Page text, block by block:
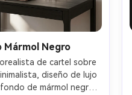
Mármol Negro
de cartel sobre
diseño de lujo
de mármol negro,